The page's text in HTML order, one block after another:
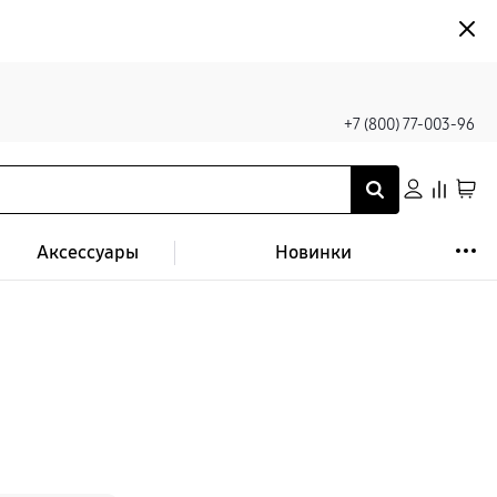
+7 (800) 77-003-96
Аксессуары Новинки